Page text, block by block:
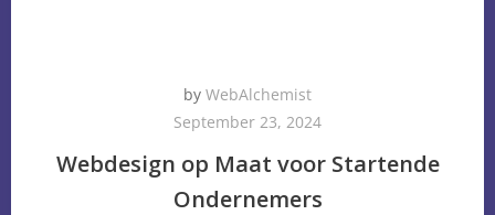
by WebAlchemist
September 23, 2024
Webdesign op Maat voor Startende
Ondernemers